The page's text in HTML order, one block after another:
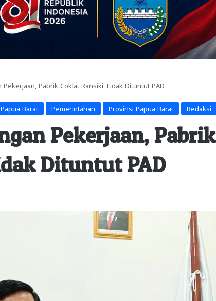
Pekerjaan, Pabrik Coklat Ransiki Tidak Dituntut PAD
Papua Barat Pemerintahan Provinsi Papua Barat Redaksi
Pekerjaan, Pabrik
Dituntut PAD